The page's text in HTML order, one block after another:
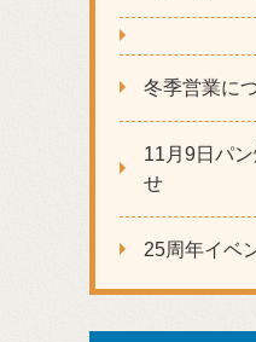
冬季営業に
11月9日パ
せ
25周年イベ